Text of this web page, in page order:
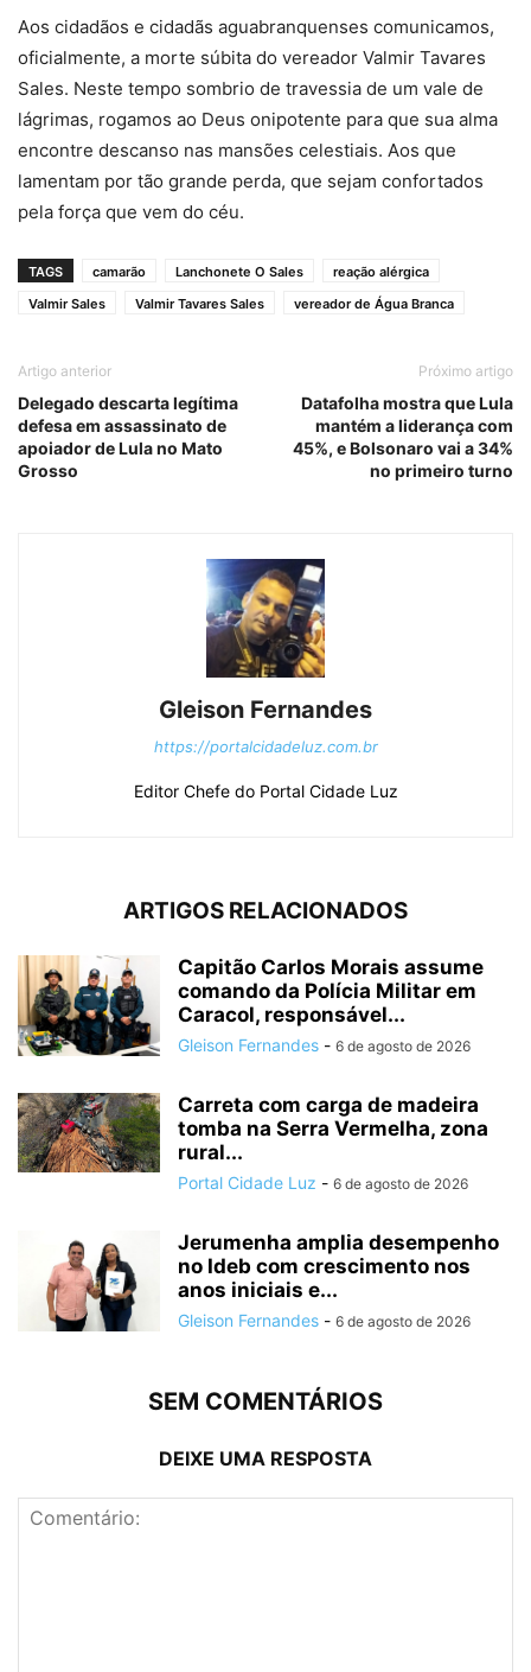
Aos cidadãos e cidadãs aguabranquenses comunicamos,
oficialmente, a morte súbita do vereador Valmir Tavares
Sales. Neste tempo sombrio de travessia de um vale de
lágrimas, rogamos ao Deus onipotente para que sua alma
encontre descanso nas mansões celestiais. Aos que
lamentam por tão grande perda, que sejam confortados
pela força que vem do céu.
TAGS camarão Lanchonete O Sales
reação alérgica
Valmir Sales
Valmir Tavares Sales vereador de Água Branca
Artigo anterior
Delegado descarta legítima
defesa em assassinato de
apoiador de Lula no Mato
Grosso
Próximo artigo
Datafolha mostra que Lula
mantém a liderança com
45%, e Bolsonaro vai a 34%
no primeiro turno
Gleison Fernandes
https://portalcidadeluz.com.br
Editor Chefe do Portal Cidade Luz
ARTIGOS RELACIONADOS
Capitão Carlos Morais assume
comando da Polícia Militar em
Caracol, responsável...
Gleison Fernandes - 6 de agosto de 2026
Carreta com carga de madeira
tomba na Serra Vermelha, zona
rural...
Portal Cidade Luz - 6 de agosto de 2026
Jerumenha amplia desempenho
no Ideb com crescimento nos
anos iniciais e...
Gleison Fernandes - 6 de agosto de 2026
SEM COMENTÁRIOS
DEIXE UMA RESPOSTA